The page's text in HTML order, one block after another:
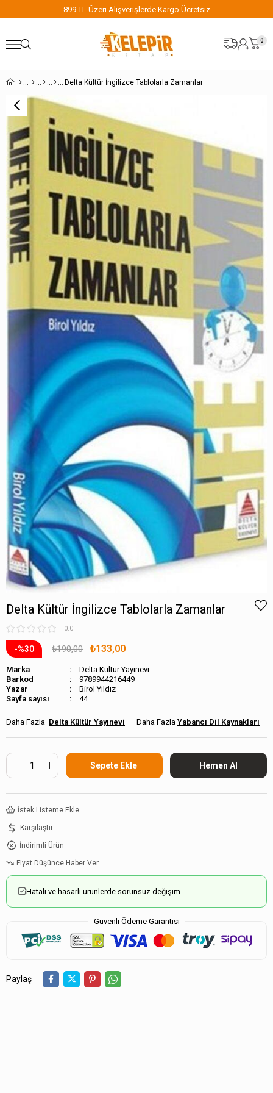
TL Üzeri Alışverişlerde Kargo Ücretsiz
0
Delta Kültür İngilizce Tablolarla Zamanlar
Delta Kültür İngilizce Tablolarla Zamanlar
0.0
30 ₺190,00 ₺133,00
Marka
Delta Kültür Yayınevi
Barkod
9789944216449
Birol Yıldız
Sayfa sayısı
44
Delta Kültür Yayınevi Yabancı Dil Kaynakları
İstek Listeme Ekle
Karşılaştır
İndirimli Ürün
Fiyat Düşünce Haber Ver
Hatalı ve hasarlı ürünlerde sorunsuz değişim
Güvenli Ödeme Garantisi
Paylaş